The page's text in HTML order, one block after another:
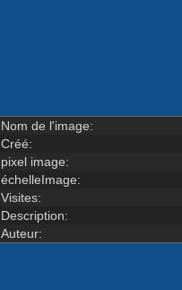
Nom de l'image:
Créé:
pixel image:
échelleImage:
Visites:
Description:
Auteur: